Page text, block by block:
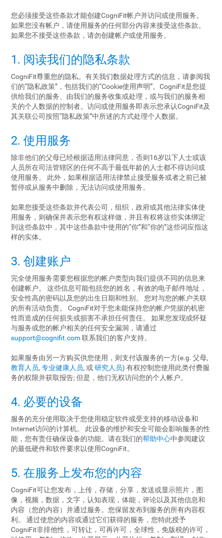
您必须接受这些条款才能创建CogniFit帐户并访问或使用服务。
如果您没有帐户，请使用服务的任何部分内容来接受这些条款。
如果您不接受这些条款，请勿创建帐户或使用服务。
1. 阅读我们的隐私条款
CogniFit尊重您的隐私。有关我们数据处理方式的信息，请参阅我
们的“隐私政策”，包括我们的“Cookie使用声明”。CogniFit是您提
供给我们的服务、由我们的服务收集或处理，或与我们的服务相
关的个人数据的控制者。访问或使用服务即表示您承认CogniFit及
其关联公司按照“隐私政策”中所述的方式处理个人数据。
2. 使用服务
除非他们的父母已经根据适用法律同意，否则16岁以下人士或该
人员所在司法管辖区的任何不高于最低年龄的人士都不得访问或
使用服务。 此外，如果根据适用法律禁止接受服务或者之前已被
暂停或从服务中删除，无法访问或使用服务。
如果您接受这些条款并代表公司，组织，政府或其他法律实体使
用服务，则确保并表示您有权这样做，并且有权将这些实体绑定
到这些条款中，其中这些条款中使用的“你”和“你的”这些词应指这
样的实体。
3. 创建账户
完全使用服务需要您根据您的帐户类型向我们提供不同的信息来
创建帐户。 这些信息可能包括您的姓名，有效的电子邮件地址，
安全性高的密码以及您的出生日期和性别。 您对与您的帐户关联
的所有活动负责。 CogniFit对于您未能保持您的帐户凭据的机密
性而造成的任何损失或损害不承担任何责任。 如果您发现或怀疑
与服务或您的帐户相关的任何安全漏洞，请通过
support@cognifit.com 联系我们的客户支持。
如果服务由另一方购买供您使用，则支付该服务的一方(e.g. 父母,
教育人员,专业健康人员, 或研究人员) 有权控制您使用此类付费服
务的权限并获取报告; 但是，他们无权访问您的个人帐户。
4. 必要的设备
服务的充分使用取决于您使用稳定软件或受支持的移动设备和
Internet访问的计算机。 此设备的维护和安全可能会影响服务的性
能，您有责任确保设备的功能。请在我们的帮助中心中参阅建议
的最低硬件和软件要求以使用CogniFit。
5. 在服务上发布您的内容
CogniFit可让您发布，上传，存储，分享，发送或显示照片，图
像，视频，数据，文字，认知表现，体能，评论以及其他信息和
内容（您的内容）并通过服务。您保留发布到服务的所有内容权
利。 通过使您的内容或通过它们获得的服务，您特此授予
CogniFit非排他性，可转让，可再许可，全球性，免版税的许可，